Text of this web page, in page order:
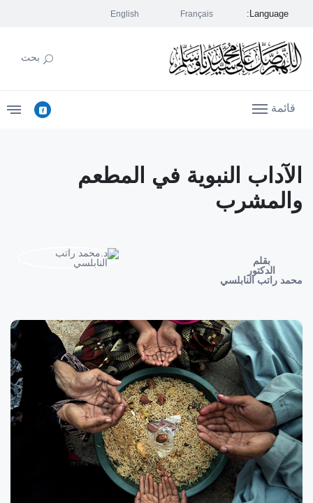
Language:
English Français
بحث
قائمة
الآداب النبوية في المطعم
والمشرب
بقلم
الدكتور
محمد راتب النابلسي